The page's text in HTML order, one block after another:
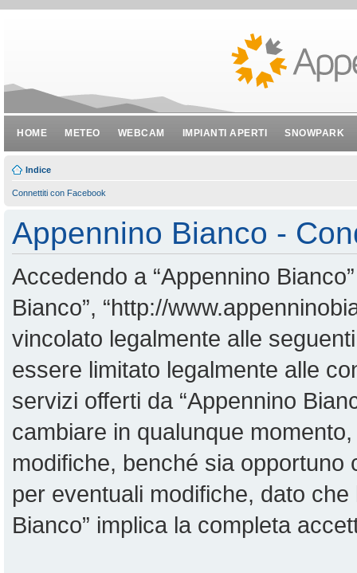
HOME METEO WEBCAM IMPIANTI APERTI SNOWPARK
Indice
Connettiti con Facebook
Appennino Bianco -
Accedendo a “Appennino
Bianco”, “http://
vincolato legalmente alle
essere limitato legalmente alle
servizi offerti da “Appennino
cambiare in qualunque
modifiche, benché sia
per eventuali modifiche, dato che
Bianco” implica la completa